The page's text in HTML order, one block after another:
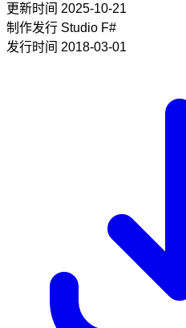
更新时间 2025-10-21
制作发行 Studio F#
发行时间 2018-03-01